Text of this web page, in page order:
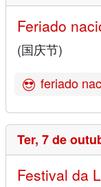
Feriado
(国庆节)
feriado
Ter, 7 de
Festival da